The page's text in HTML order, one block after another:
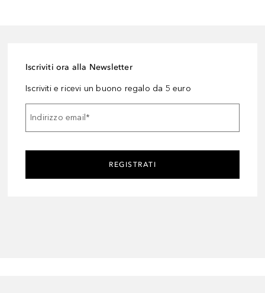
Iscriviti ora alla Newsletter
Iscriviti e ricevi un buono regalo da 5 euro
Indirizzo email*
REGISTRATI